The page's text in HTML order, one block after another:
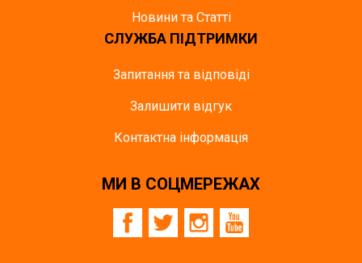
Новини та Статті
СЛУЖБА ПІДТРИМКИ
Запитання та відповіді
Залишити відгук
Контактна інформація
МИ В СОЦМЕРЕЖАХ